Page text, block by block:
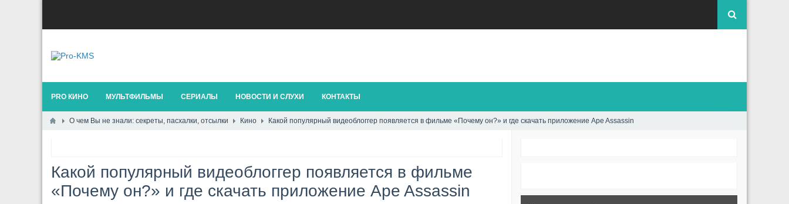
PRO КИНО МУЛЬТФИЛЬМЫ СЕРИАЛЫ НОВОСТИ И СЛУХИ КОНТАКТЫ
О чем Вы не знали: секреты, пасхалки, отсылки Кино Какой популярный видеоблоггер появляется в фильме «Почему он?» и где скачать приложение Ape Assassin
Какой популярный видеоблоггер появляется в фильме
«Почему он?» и где скачать приложение Ape Assassin